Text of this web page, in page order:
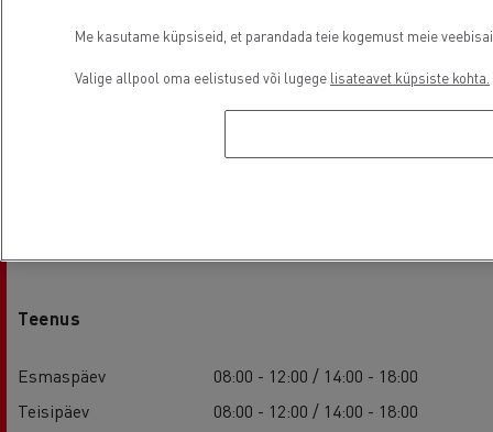
Teenus
Esmaspäev
08:00 - 12:00 / 14:00 - 18:00
Teisipäev
08:00 - 12:00 / 14:00 - 18:00
Me kasutame küpsiseid, et parandada teie kogemust meie
Valige allpool oma eelistused või lugege lisateavet küpsiste kohta.